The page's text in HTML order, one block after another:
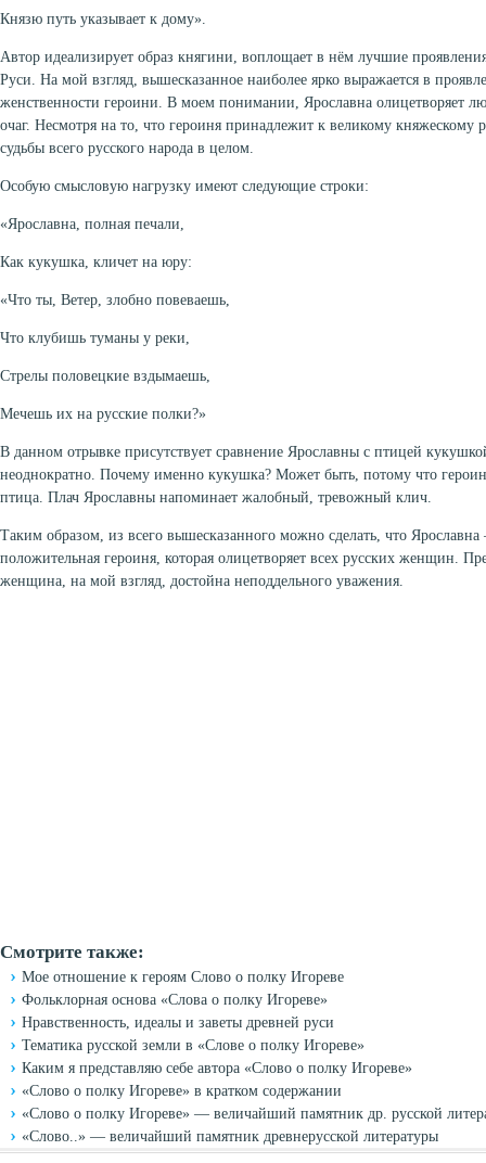
Князю путь указывает к дому».
Автор идеализирует образ княгини, воплощает в нём лучшие
Руси. На мой взгляд, вышесказанное наиболее ярко выражается в
женственности героини. В моем понимании, Ярославна олицетворяет
очаг. Несмотря на то, что героиня принадлежит к великому княжескому
судьбы всего русского народа в целом.
Особую смысловую нагрузку имеют следующие строки:
«Ярославна, полная печали,
Как кукушка, кличет на юру:
«Что ты, Ветер, злобно повеваешь,
Что клубишь туманы у реки,
Стрелы половецкие вздымаешь,
Мечешь их на русские полки?»
В данном отрывке присутствует сравнение Ярославны с птицей
неоднократно. Почему именно кукушка? Может быть, потому что
птица. Плач Ярославны напоминает жалобный, тревожный клич.
Таким образом, из всего вышесказанного можно сделать, что
положительная героиня, которая олицетворяет всех русских женщин.
женщина, на мой взгляд, достойна неподдельного уважения.
Смотрите также:
Мое отношение к героям Слово о полку Игореве
Фольклорная основа «Слова о полку Игореве»
Нравственность, идеалы и заветы древней руси
Тематика русской земли в «Слове о полку Игореве»
Каким я представляю себе автора «Слово о полку Игореве»
«Слово о полку Игореве» в кратком содержании
«Слово о полку Игореве» — величайший памятник др. русской
«Слово..» — величайший памятник древнерусской литературы